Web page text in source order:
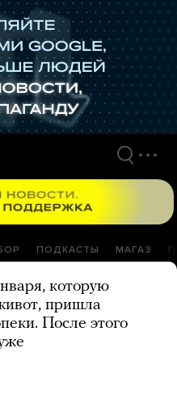
ПОДКАСТЫ МАГАЗ
которую
пришла
После этого